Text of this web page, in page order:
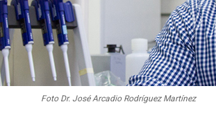
Foto Dr. José Arcadio Rodríguez Martínez